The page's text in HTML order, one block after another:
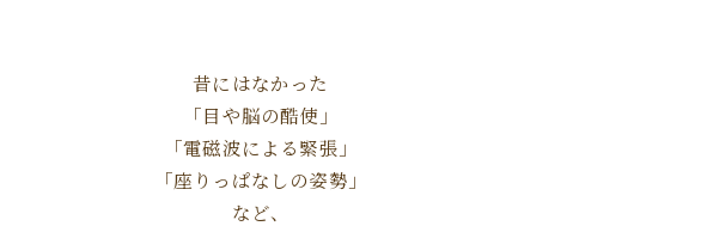
昔にはなかった
「目や脳の酷使」
「電磁波による緊張」
「座りっぱなしの姿勢」
など、